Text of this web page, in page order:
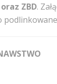
ZBD.